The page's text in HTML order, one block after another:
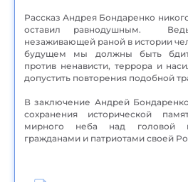
Рассказ Андрея Бондаренко
оставил равнодушным.
незаживающей раной в истории
будущем мы должны быть
против ненависти, террора и
допустить повторения подобной
В заключение Андрей
сохранения исторической
мирного неба над головой
гражданами и патриотами своей